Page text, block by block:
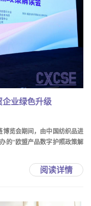
业绿色升级
览会期间，由中国纺织品进
的“欧盟产品数字护照政策解
阅读详情